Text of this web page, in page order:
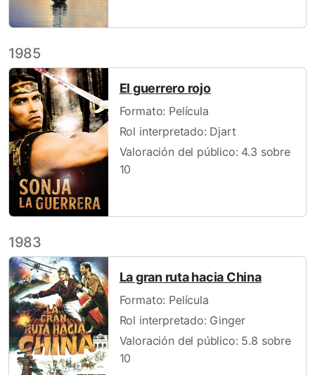
1985
El guerrero rojo
Formato: Película
Rol interpretado: Djart
Valoración del público: 4.3 sobre
10
1983
La gran ruta hacia China
Formato: Película
Rol interpretado: Ginger
Valoración del público: 5.8 sobre
10